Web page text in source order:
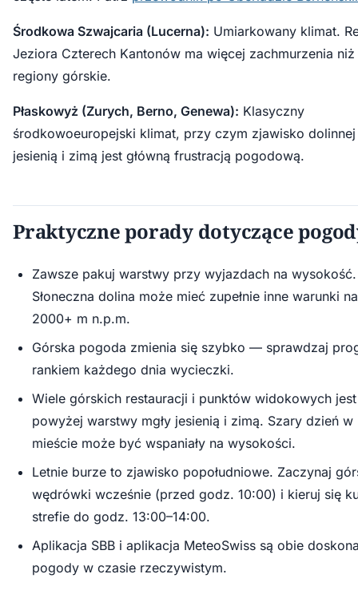
Środkowa Szwajcaria (Lucerna): Umiarkowany klimat.
Jeziora Czterech Kantonów ma więcej zachmurzenia niż
regiony górskie.
Płaskowyż (Zurych, Berno, Genewa): Klasyczny
środkowoeuropejski klimat, przy czym zjawisko dolinnej
jesienią i zimą jest główną frustracją pogodową.
Praktyczne porady dotyczące
Zawsze pakuj warstwy przy wyjazdach na wysokość.
Słoneczna dolina może mieć zupełnie inne warunki na
2000+ m n.p.m.
Górska pogoda zmienia się szybko — sprawdzaj
rankiem każdego dnia wycieczki.
Wiele górskich restauracji i punktów widokowych jest
powyżej warstwy mgły jesienią i zimą. Szary dzień w
mieście może być wspaniały na wysokości.
Letnie burze to zjawisko popołudniowe. Zaczynaj
wędrówki wcześnie (przed godz. 10:00) i kieruj się
strefie do godz. 13:00–14:00.
Aplikacja SBB i aplikacja MeteoSwiss są obie
pogody w czasie rzeczywistym.